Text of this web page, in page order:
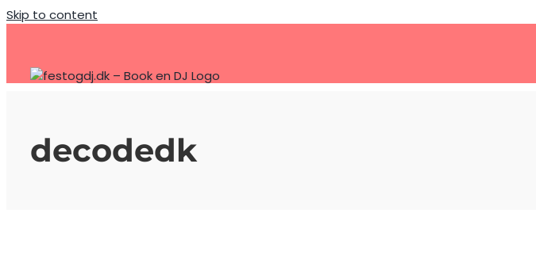
Skip to content
decodedk